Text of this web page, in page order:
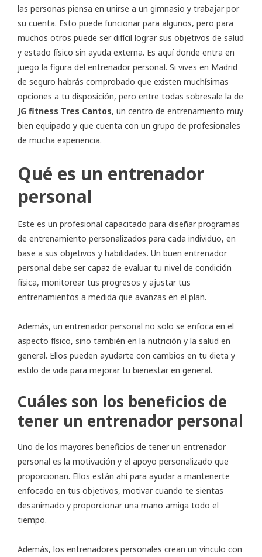
las personas piensa en unirse a un gimnasio y trabajar por
su cuenta. Esto puede funcionar para algunos, pero para
muchos otros puede ser difícil lograr sus objetivos de salud
y estado físico sin ayuda externa. Es aquí donde entra en
juego la figura del entrenador personal. Si vives en Madrid
de seguro habrás comprobado que existen muchísimas
opciones a tu disposición, pero entre todas sobresale la de
JG fitness Tres Cantos, un centro de entrenamiento muy
bien equipado y que cuenta con un grupo de profesionales
de mucha experiencia.
Qué es un entrenador
personal
Este es un profesional capacitado para diseñar programas
de entrenamiento personalizados para cada individuo, en
base a sus objetivos y habilidades. Un buen entrenador
personal debe ser capaz de evaluar tu nivel de condición
física, monitorear tus progresos y ajustar tus
entrenamientos a medida que avanzas en el plan.
Además, un entrenador personal no solo se enfoca en el
aspecto físico, sino también en la nutrición y la salud en
general. Ellos pueden ayudarte con cambios en tu dieta y
estilo de vida para mejorar tu bienestar en general.
Cuáles son los beneficios de
tener un entrenador personal
Uno de los mayores beneficios de tener un entrenador
personal es la motivación y el apoyo personalizado que
proporcionan. Ellos están ahí para ayudar a mantenerte
enfocado en tus objetivos, motivar cuando te sientas
desanimado y proporcionar una mano amiga todo el
tiempo.
Además, los entrenadores personales crean un vínculo con